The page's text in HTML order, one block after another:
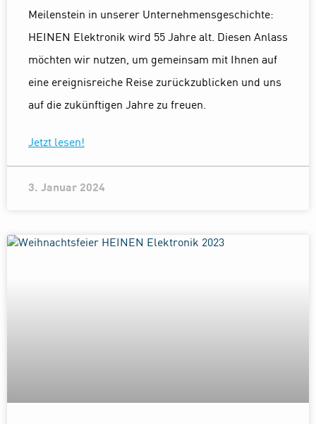
Meilenstein in unserer Unternehmensgeschichte:
HEINEN Elektronik wird 55 Jahre alt. Diesen Anlass
möchten wir nutzen, um gemeinsam mit Ihnen auf
eine ereignisreiche Reise zurückzublicken und uns
auf die zukünftigen Jahre zu freuen.
Jetzt lesen!
3. Januar 2024